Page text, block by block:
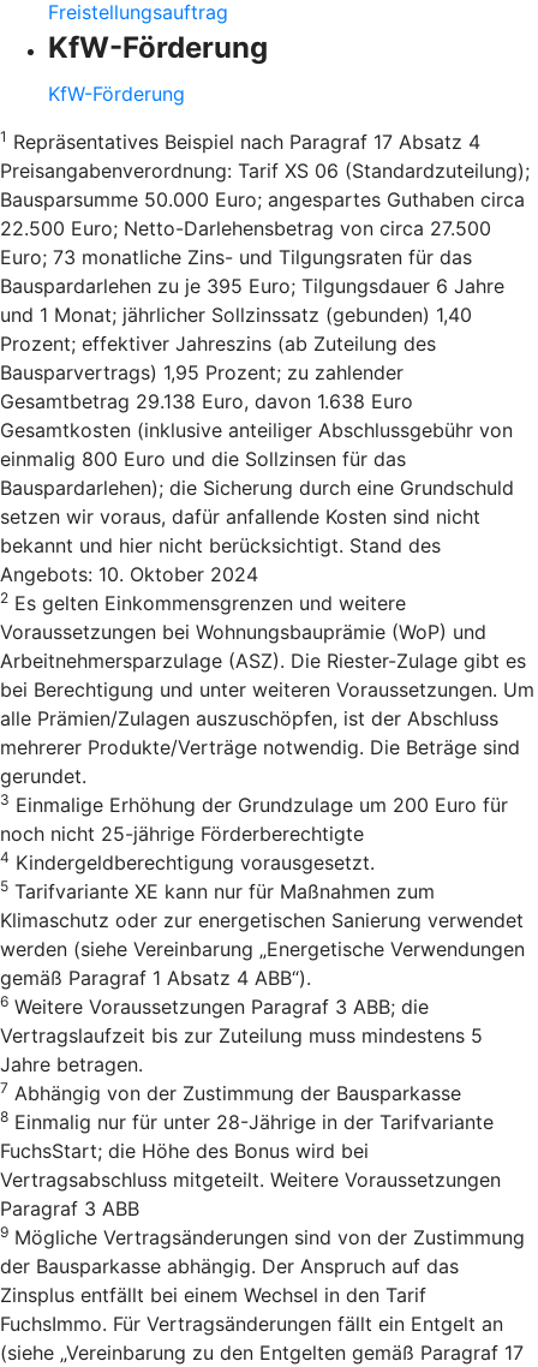
Freistellungsauftrag
KfW-Förderung
KfW-Förderung
1 Repräsentatives Beispiel nach Paragraf 17 Absatz 4
Preisangabenverordnung: Tarif XS 06 (Standardzuteilung);
Bausparsumme 50.000 Euro; angespartes Guthaben circa
22.500 Euro; Netto-Darlehensbetrag von circa 27.500
Euro; 73 monatliche Zins- und Tilgungsraten für das
Bauspardarlehen zu je 395 Euro; Tilgungsdauer 6 Jahre
und 1 Monat; jährlicher Sollzinssatz (gebunden) 1,40
Prozent; effektiver Jahreszins (ab Zuteilung des
Bausparvertrags) 1,95 Prozent; zu zahlender
Gesamtbetrag 29.138 Euro, davon 1.638 Euro
Gesamtkosten (inklusive anteiliger Abschlussgebühr von
einmalig 800 Euro und die Sollzinsen für das
Bauspardarlehen); die Sicherung durch eine Grundschuld
setzen wir voraus, dafür anfallende Kosten sind nicht
bekannt und hier nicht berücksichtigt. Stand des
Angebots: 10. Oktober 2024
2 Es gelten Einkommensgrenzen und weitere
Voraussetzungen bei Wohnungsbauprämie (WoP) und
Arbeitnehmersparzulage (ASZ). Die Riester-Zulage gibt es
bei Berechtigung und unter weiteren Voraussetzungen. Um
alle Prämien/Zulagen auszuschöpfen, ist der Abschluss
mehrerer Produkte/Verträge notwendig. Die Beträge sind
gerundet.
3 Einmalige Erhöhung der Grundzulage um 200 Euro für
noch nicht 25-jährige Förderberechtigte
4 Kindergeldberechtigung vorausgesetzt.
5 Tarifvariante XE kann nur für Maßnahmen zum
Klimaschutz oder zur energetischen Sanierung verwendet
werden (siehe Vereinbarung „Energetische Verwendungen
gemäß Paragraf 1 Absatz 4 ABB“).
6 Weitere Voraussetzungen Paragraf 3 ABB; die
Vertragslaufzeit bis zur Zuteilung muss mindestens 5
Jahre betragen.
7 Abhängig von der Zustimmung der Bausparkasse
8 Einmalig nur für unter 28-Jährige in der Tarifvariante
FuchsStart; die Höhe des Bonus wird bei
Vertragsabschluss mitgeteilt. Weitere Voraussetzungen
Paragraf 3 ABB
9 Mögliche Vertragsänderungen sind von der Zustimmung
der Bausparkasse abhängig. Der Anspruch auf das
Zinsplus entfällt bei einem Wechsel in den Tarif
FuchsImmo. Für Vertragsänderungen fällt ein Entgelt an
(siehe „Vereinbarung zu den Entgelten gemäß Paragraf 17